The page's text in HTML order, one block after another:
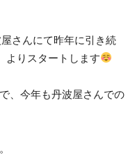
さんにて昨年に引き続
よりスタートします
、今年も丹波屋さんでの